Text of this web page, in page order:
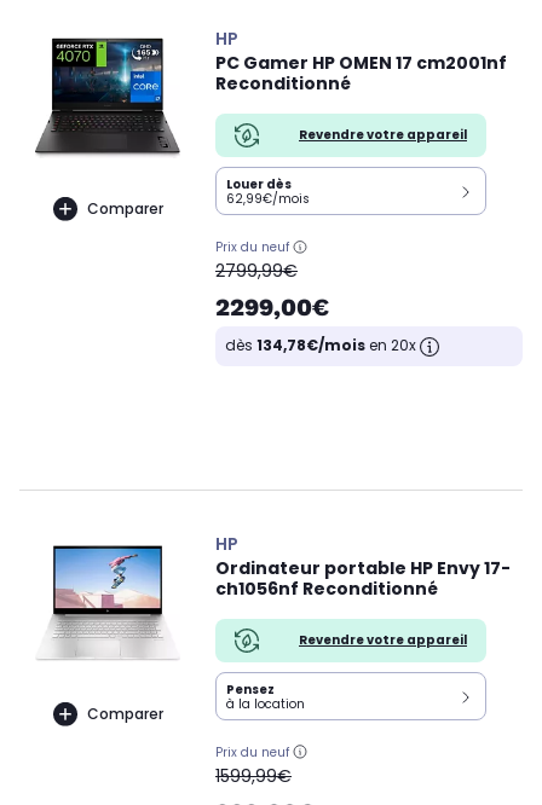
Comparer
HP
PC Gamer HP OMEN 17 cm2001nf
Reconditionné
Revendre votre appareil
Louer dès
62,99€/mois
Prix du neuf
oldPrice
2799,99€
2299,00€
dès 134,78€/moisen 20x
Comparer
HP
Ordinateur portable HP Envy 17-
ch1056nf Reconditionné
Revendre votre appareil
Pensez
à la location
Prix du neuf
oldPrice
1599,99€